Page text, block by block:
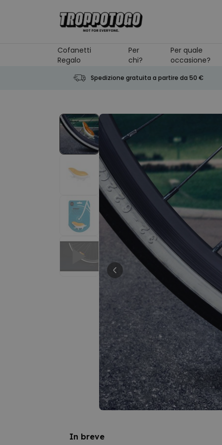
Cofanetti
Regalo
Per
chi?
Per quale
occasione?
Spedizione gratuita a partire da 50 €
In breve